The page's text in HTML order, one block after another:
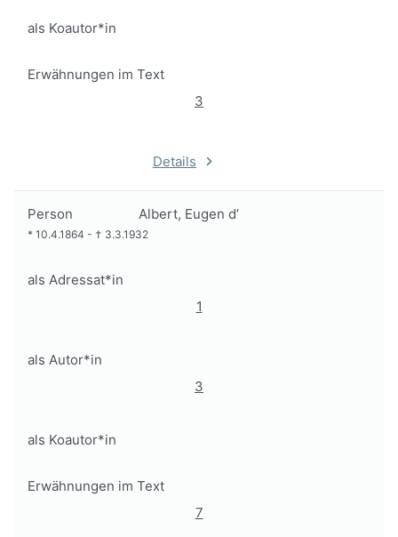
als Koautor*in
Erwähnungen im Text
3
Details
Person Albert, Eugen d’
* 10.4.1864 - † 3.3.1932
als Adressat*in
1
als Autor*in
3
als Koautor*in
Erwähnungen im Text
7